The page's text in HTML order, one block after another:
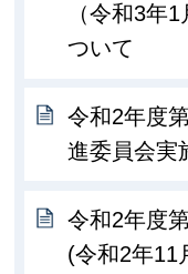
（令和3年
ついて
令和2年度
進委員会実
令和2年度
(令和2年11